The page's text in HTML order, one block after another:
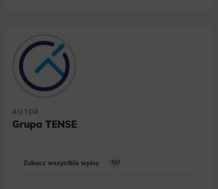
AUTOR
Grupa TENSE
Zobacz wszystkie wpisy 517